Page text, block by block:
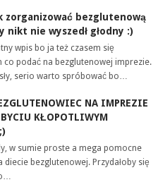
zorganizować bezglutenową
nikt nie wyszedł głodny :)
wpis bo ja też czasem się
co podać na bezglutenowej imprezie.
serio warto spróbować bo…
NA IMPREZIE
KŁOPOTLIWYM
w sumie proste a mega pomocne
diecie bezglutenowej. Przydałoby się